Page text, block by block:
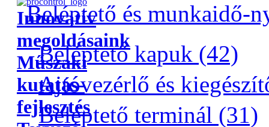
Innovatív
megoldásaink
Műszaki
kutatás-
fejlesztés
Beléptető és munkaidő-
Beléptető kapuk (42)
Ajtóvezérlő és
Beléptető terminál (31)